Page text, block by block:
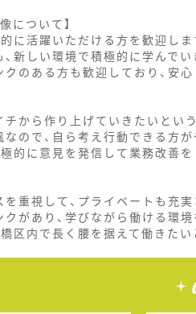
について】
に活躍いただける方を歓迎しま
新しい環境で積極的に学んでい
のある方も歓迎しており、安心
から作り上げていきたいとい
ので、自ら考え行動できる方が
的に意見を発信して業務改善を
重視して、プライベートも充実
があり、学びながら働ける環境
区内で長く腰を据えて働きたい